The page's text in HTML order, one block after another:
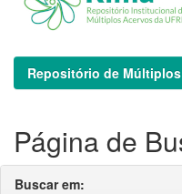
Repositório de
Página de
Buscar em: